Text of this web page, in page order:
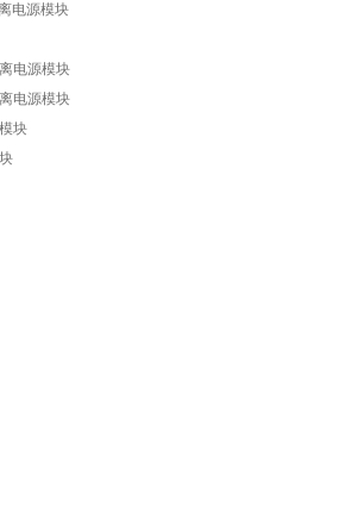
电源模块
电源模块
电源模块
块